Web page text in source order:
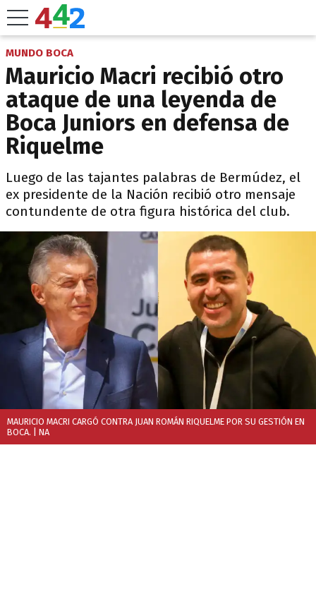
MUNDO BOCA
Mauricio Macri recibió otro
ataque de una leyenda de
Boca Juniors en defensa de
Riquelme
Luego de las tajantes palabras de Bermúdez, el
ex presidente de la Nación recibió otro mensaje
contundente de otra figura histórica del club.
MAURICIO MACRI CARGÓ CONTRA JUAN ROMÁN RIQUELME POR SU GESTIÓN EN
BOCA. | NA